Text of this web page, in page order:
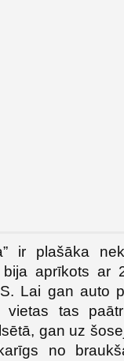
ir plašāka
bija aprīkots ar
Lai gan auto
tas
gan uz
no